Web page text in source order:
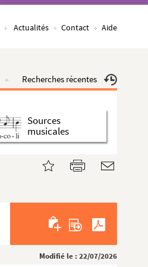
Actualités Contact Aide
Recherches récentes
Sources
musicales
Modifié le : 22/07/2026